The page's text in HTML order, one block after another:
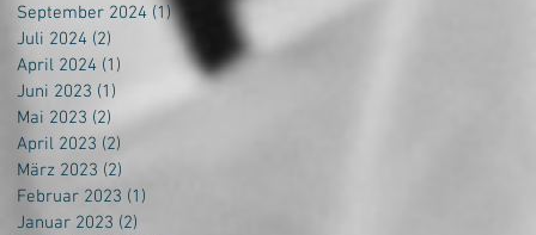
September 2024 (1)1 Beitrag
Juli 2024 (2) 2 Beiträge
April 2024 (1) 1 Beitrag
Juni 2023 (1)
Mai 2023 (2)
April 2023 (2)
März 2023 (2)
Februar 2023 (1)
Januar 2023 (2)